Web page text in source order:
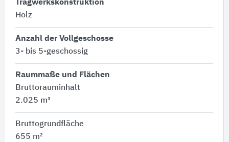
Tragwerkskonstruktion
Holz
Anzahl der Vollgeschosse
3- bis 5-geschossig
Raummaße und Flächen
Bruttorauminhalt
2.025 m³
Bruttogrundfläche
655 m²